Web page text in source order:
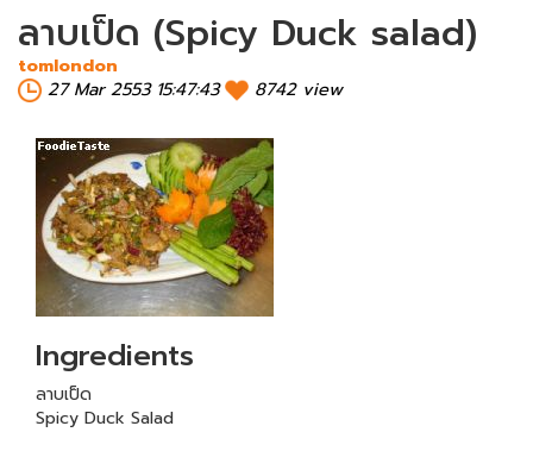
ลาบเป็ด (Spicy Duck salad)
tomlondon
27 Mar 2553 15:47:43
8742 view
Ingredients
ลาบเป็ด
Spicy Duck Salad